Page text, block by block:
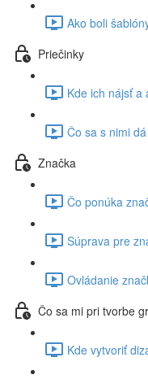
Ako boli
Priečinky
Kde ich nájsť a
Čo sa s nimi
Značka
Čo ponúka
Súprava pre
Ovládanie
Čo sa mi pri tvorbe
Kde vytvoriť